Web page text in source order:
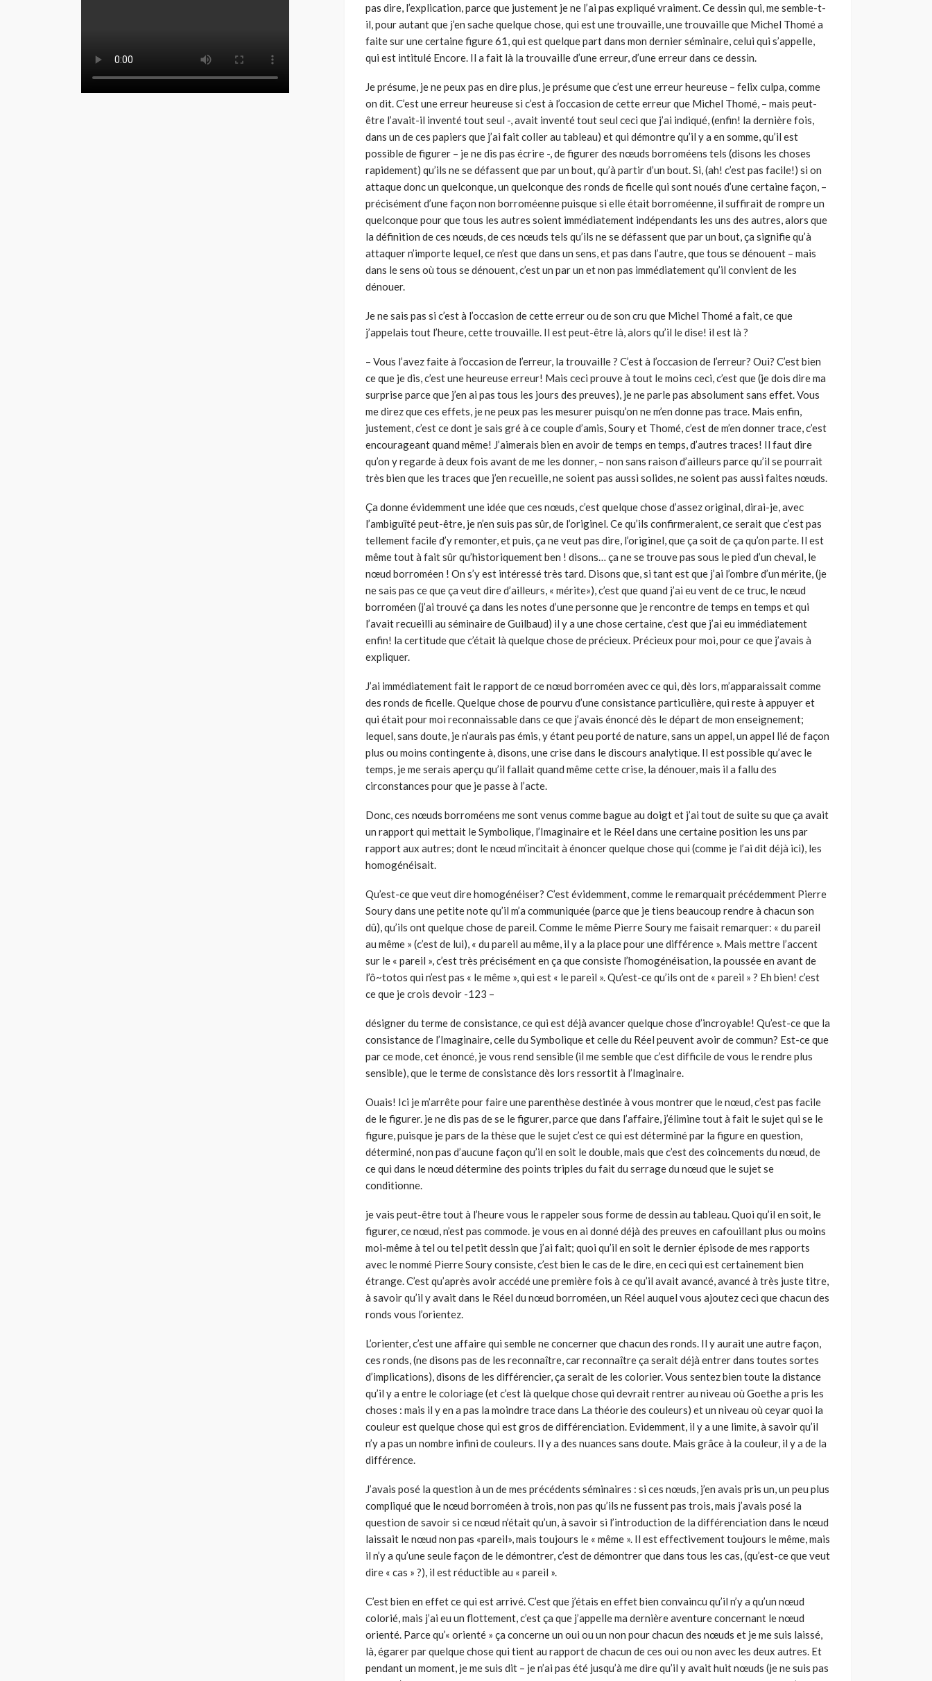
pas dire, l’explication, parce que justement je ne l’ai pas expliqué vraiment. Ce dessin qui, me semble-t-
il, pour autant que j’en sache quelque chose, qui est une trouvaille, une trouvaille que Michel Thomé a
faite sur une certaine figure 61, qui est quelque part dans mon dernier séminaire, celui qui s’appelle,
qui est intitulé Encore. Il a fait là la trouvaille d’une erreur, d’une erreur dans ce dessin.
Je présume, je ne peux pas en dire plus, je présume que c’est une erreur heureuse – felix culpa, comme
on dit. C’est une erreur heureuse si c’est à l’occasion de cette erreur que Michel Thomé, – mais peut-
être l’avait-il inventé tout seul -, avait inventé tout seul ceci que j’ai indiqué, (enfin! la dernière fois,
dans un de ces papiers que j’ai fait coller au tableau) et qui démontre qu’il y a en somme, qu’il est
possible de figurer – je ne dis pas écrire -, de figurer des nœuds borroméens tels (disons les choses
rapidement) qu’ils ne se défassent que par un bout, qu’à partir d’un bout. Si, (ah! c’est pas facile!) si on
attaque donc un quelconque, un quelconque des ronds de ficelle qui sont noués d’une certaine façon, –
précisément d’une façon non borroméenne puisque si elle était borroméenne, il suffirait de rompre un
quelconque pour que tous les autres soient immédiatement indépendants les uns des autres, alors que
la définition de ces nœuds, de ces nœuds tels qu’ils ne se défassent que par un bout, ça signifie qu’à
attaquer n’importe lequel, ce n’est que dans un sens, et pas dans l’autre, que tous se dénouent – mais
dans le sens où tous se dénouent, c’est un par un et non pas immédiatement qu’il convient de les
dénouer.
Je ne sais pas si c’est à l’occasion de cette erreur ou de son cru que Michel Thomé a fait, ce que
j’appelais tout l’heure, cette trouvaille. Il est peut-être là, alors qu’il le dise! il est là ?
– Vous l’avez faite à l’occasion de l’erreur, la trouvaille ? C’est à l’occasion de l’erreur? Oui? C’est bien
ce que je dis, c’est une heureuse erreur! Mais ceci prouve à tout le moins ceci, c’est que (je dois dire ma
surprise parce que j’en ai pas tous les jours des preuves), je ne parle pas absolument sans effet. Vous
me direz que ces effets, je ne peux pas les mesurer puisqu’on ne m’en donne pas trace. Mais enfin,
justement, c’est ce dont je sais gré à ce couple d’amis, Soury et Thomé, c’est de m’en donner trace, c’est
encourageant quand même! J’aimerais bien en avoir de temps en temps, d’autres traces! Il faut dire
qu’on y regarde à deux fois avant de me les donner, – non sans raison d’ailleurs parce qu’il se pourrait
très bien que les traces que j’en recueille, ne soient pas aussi solides, ne soient pas aussi faites nœuds.
Ça donne évidemment une idée que ces nœuds, c’est quelque chose d’assez original, dirai-je, avec
l’ambiguïté peut-être, je n’en suis pas sûr, de l’originel. Ce qu’ils confirmeraient, ce serait que c’est pas
tellement facile d’y remonter, et puis, ça ne veut pas dire, l’originel, que ça soit de ça qu’on parte. Il est
même tout à fait sûr qu’historiquement ben ! disons… ça ne se trouve pas sous le pied d’un cheval, le
nœud borroméen ! On s’y est intéressé très tard. Disons que, si tant est que j’ai l’ombre d’un mérite, (je
ne sais pas ce que ça veut dire d’ailleurs, « mérite»), c’est que quand j’ai eu vent de ce truc, le nœud
borroméen (j’ai trouvé ça dans les notes d’une personne que je rencontre de temps en temps et qui
l’avait recueilli au séminaire de Guilbaud) il y a une chose certaine, c’est que j’ai eu immédiatement
enfin! la certitude que c’était là quelque chose de précieux. Précieux pour moi, pour ce que j’avais à
expliquer.
J’ai immédiatement fait le rapport de ce nœud borroméen avec ce qui, dès lors, m’apparaissait comme
des ronds de ficelle. Quelque chose de pourvu d’une consistance particulière, qui reste à appuyer et
qui était pour moi reconnaissable dans ce que j’avais énoncé dès le départ de mon enseignement;
lequel, sans doute, je n’aurais pas émis, y étant peu porté de nature, sans un appel, un appel lié de façon
plus ou moins contingente à, disons, une crise dans le discours analytique. Il est possible qu’avec le
temps, je me serais aperçu qu’il fallait quand même cette crise, la dénouer, mais il a fallu des
circonstances pour que je passe à l’acte.
Donc, ces nœuds borroméens me sont venus comme bague au doigt et j’ai tout de suite su que ça avait
un rapport qui mettait le Symbolique, l’Imaginaire et le Réel dans une certaine position les uns par
rapport aux autres; dont le nœud m’incitait à énoncer quelque chose qui (comme je l’ai dit déjà ici), les
homogénéisait.
Qu’est-ce que veut dire homogénéiser? C’est évidemment, comme le remarquait précédemment Pierre
Soury dans une petite note qu’il m’a communiquée (parce que je tiens beaucoup rendre à chacun son
dû), qu’ils ont quelque chose de pareil. Comme le même Pierre Soury me faisait remarquer: « du pareil
au même » (c’est de lui), « du pareil au même, il y a la place pour une différence ». Mais mettre l’accent
sur le « pareil », c’est très précisément en ça que consiste l’homogénéisation, la poussée en avant de
l’ô~totos qui n’est pas « le même », qui est « le pareil ». Qu’est-ce qu’ils ont de « pareil » ? Eh bien! c’est
ce que je crois devoir -123 –
désigner du terme de consistance, ce qui est déjà avancer quelque chose d’incroyable! Qu’est-ce que la
consistance de l’Imaginaire, celle du Symbolique et celle du Réel peuvent avoir de commun? Est-ce que
par ce mode, cet énoncé, je vous rend sensible (il me semble que c’est difficile de vous le rendre plus
sensible), que le terme de consistance dès lors ressortit à l’Imaginaire.
Ouais! Ici je m’arrête pour faire une parenthèse destinée à vous montrer que le nœud, c’est pas facile
de le figurer. je ne dis pas de se le figurer, parce que dans l’affaire, j’élimine tout à fait le sujet qui se le
figure, puisque je pars de la thèse que le sujet c’est ce qui est déterminé par la figure en question,
déterminé, non pas d’aucune façon qu’il en soit le double, mais que c’est des coincements du nœud, de
ce qui dans le nœud détermine des points triples du fait du serrage du nœud que le sujet se
conditionne.
je vais peut-être tout à l’heure vous le rappeler sous forme de dessin au tableau. Quoi qu’il en soit, le
figurer, ce nœud, n’est pas commode. je vous en ai donné déjà des preuves en cafouillant plus ou moins
moi-même à tel ou tel petit dessin que j’ai fait; quoi qu’il en soit le dernier épisode de mes rapports
avec le nommé Pierre Soury consiste, c’est bien le cas de le dire, en ceci qui est certainement bien
étrange. C’est qu’après avoir accédé une première fois à ce qu’il avait avancé, avancé à très juste titre,
à savoir qu’il y avait dans le Réel du nœud borroméen, un Réel auquel vous ajoutez ceci que chacun des
ronds vous l’orientez.
L’orienter, c’est une affaire qui semble ne concerner que chacun des ronds. Il y aurait une autre façon,
ces ronds, (ne disons pas de les reconnaître, car reconnaître ça serait déjà entrer dans toutes sortes
d’implications), disons de les différencier, ça serait de les colorier. Vous sentez bien toute la distance
qu’il y a entre le coloriage (et c’est là quelque chose qui devrait rentrer au niveau où Goethe a pris les
choses : mais il y en a pas la moindre trace dans La théorie des couleurs) et un niveau où ceyar quoi la
couleur est quelque chose qui est gros de différenciation. Evidemment, il y a une limite, à savoir qu’il
n’y a pas un nombre infini de couleurs. Il y a des nuances sans doute. Mais grâce à la couleur, il y a de la
différence.
J’avais posé la question à un de mes précédents séminaires : si ces nœuds, j’en avais pris un, un peu plus
compliqué que le nœud borroméen à trois, non pas qu’ils ne fussent pas trois, mais j’avais posé la
question de savoir si ce nœud n’était qu’un, à savoir si l’introduction de la différenciation dans le nœud
laissait le nœud non pas «pareil», mais toujours le « même ». Il est effectivement toujours le même, mais
il n’y a qu’une seule façon de le démontrer, c’est de démontrer que dans tous les cas, (qu’est-ce que veut
dire « cas » ?), il est réductible au « pareil ».
C’est bien en effet ce qui est arrivé. C’est que j’étais en effet bien convaincu qu’il n’y a qu’un nœud
colorié, mais j’ai eu un flottement, c’est ça que j’appelle ma dernière aventure concernant le nœud
orienté. Parce qu’« orienté » ça concerne un oui ou un non pour chacun des nœuds et je me suis laissé,
là, égarer par quelque chose qui tient au rapport de chacun de ces oui ou non avec les deux autres. Et
pendant un moment, je me suis dit – je n’ai pas été jusqu’à me dire qu’il y avait huit nœuds (je ne suis pas